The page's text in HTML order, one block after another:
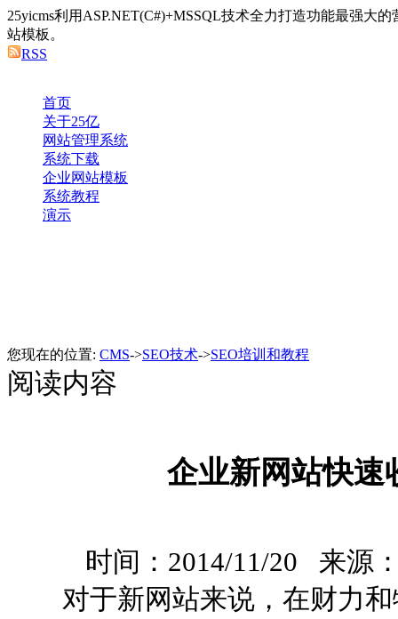
25yicms利用ASP.NET(C#)+MSSQL技术全力打造功能最强大
站模板。
RSS
首页
关于25亿
网站管理系统
系统下载
企业网站模板
系统教程
演示
您现在的位置: CMS->SEO技术->SEO培训和教程
阅读内容
企业新网站快速
时间：2014/11/20 来源
对于新网站来说，在财力和